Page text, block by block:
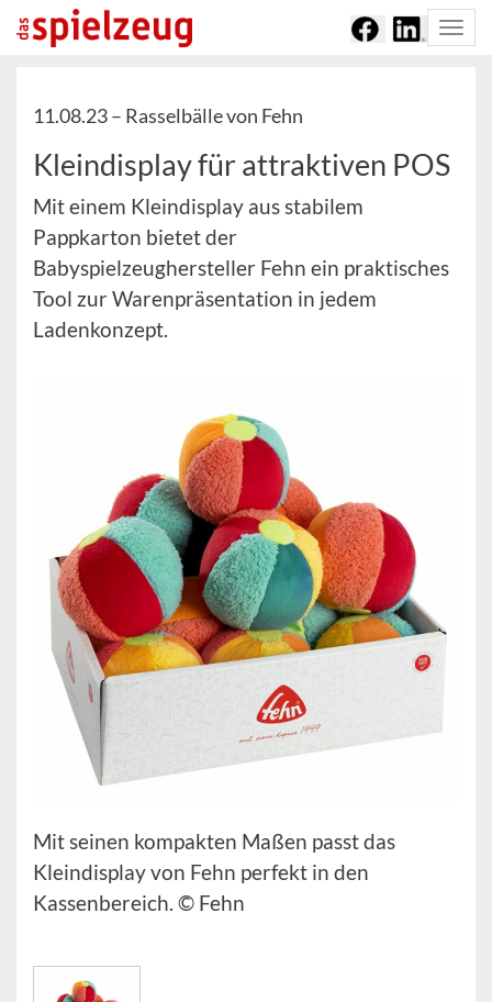
11.08.23 – Rasselbälle von Fehn
Kleindisplay für attraktiven POS
Mit einem Kleindisplay aus stabilem
Pappkarton bietet der
Babyspielzeughersteller Fehn ein praktisches
Tool zur Warenpräsentation in jedem
Ladenkonzept.
Mit seinen kompakten Maßen passt das
Kleindisplay von Fehn perfekt in den
Kassenbereich. © Fehn